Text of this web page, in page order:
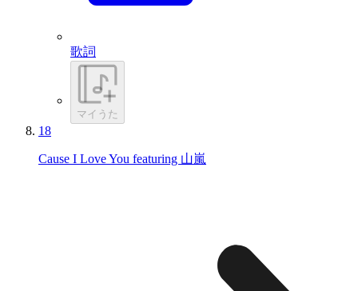
歌詞
マイうた
18
Cause I Love You featuring 山嵐